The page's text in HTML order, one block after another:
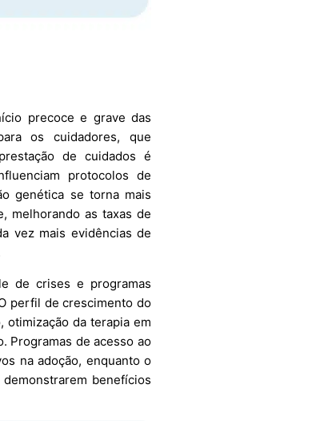
precoce e grave das
os cuidadores, que
de cuidados é
protocolos de
genética se torna mais
melhorando as taxas de
vez mais evidências de
de crises e programas
perfil de crescimento do
otimização da terapia em
Programas de acesso ao
na adoção, enquanto o
benefícios